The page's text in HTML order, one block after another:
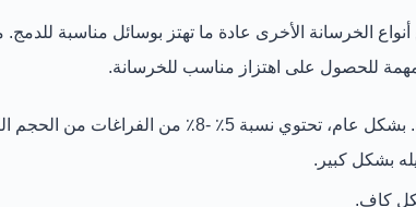
الخرسانة الأخرى عادة ما تهتز بوسائل مناسبة للدمج.
مهمة للحصول على اهتزاز مناسب للخرسانة.
لتقليل الهواء الموجود في الخرسانة. بشكل عام، تحتوي نسبة 5٪ -8٪ من
بشكل كبير.
كاف.